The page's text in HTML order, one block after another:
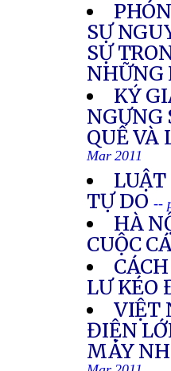
SỰ
SỰ
NHỮNG
KÝ
NGƯNG
QUẾ VÀ
Mar 2011
TỰ DO --
HÀ
CUỘC
LƯ KÉO
VIỆT
ĐIỆN
MÁY